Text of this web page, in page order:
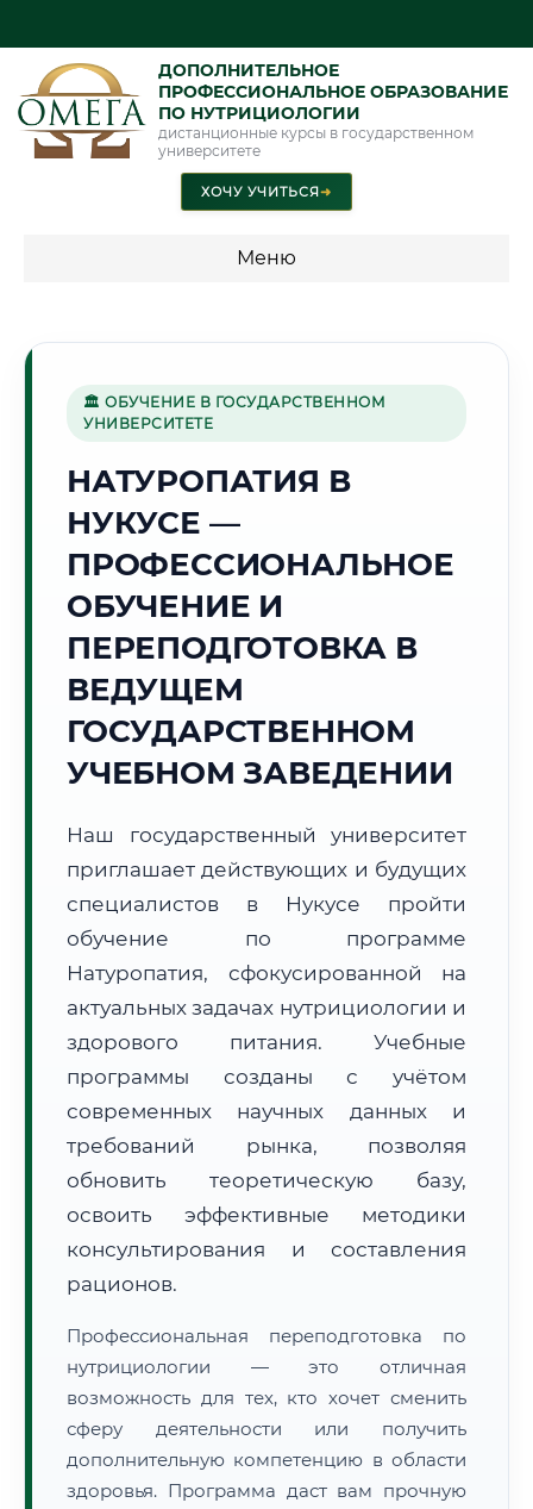
ДОПОЛНИТЕЛЬНОЕ
ПРОФЕССИОНАЛЬНОЕ ОБРАЗОВАНИЕ
ПО НУТРИЦИОЛОГИИ
дистанционные курсы в государственном
университете
ХОЧУ УЧИТЬСЯ➜
Меню
🌵
11:15:45
2026 г.
Погода в г. Нукус:
🌅 Восход: 05:59 🌇 Закат:20:15
Субъект:
Республика Узбекистан
+998 (61)
Часовой пояс:
Формат учебы:
Дистанционно
🗺️ Зона обслуживания: г. Нукус
• Маршрут транзита:~2 191 км
📜 Документы и аккредитация
🔍Нажмите на документ для увеличения и просмотра
🏛 ОБУЧЕНИЕ В ГОСУДАРСТВЕННОМ
УНИВЕРСИТЕТЕ
НАТУРОПАТИЯ В
НУКУСЕ —
ПРОФЕССИОНАЛЬНОЕ
ОБУЧЕНИЕ И
ПЕРЕПОДГОТОВКА В
ВЕДУЩЕМ
ГОСУДАРСТВЕННОМ
УЧЕБНОМ ЗАВЕДЕНИИ
Наш государственный университет
приглашает действующих и будущих
специалистов в Нукусе пройти
обучение по программе
Натуропатия, сфокусированной на
актуальных задачах нутрициологии и
здорового питания. Учебные
программы созданы с учётом
современных научных данных и
требований рынка, позволяя
обновить теоретическую базу,
освоить эффективные методики
консультирования и составления
рационов.
Профессиональная переподготовка по
нутрициологии — это отличная
возможность для тех, кто хочет сменить
сферу деятельности или получить
дополнительную компетенцию в области
здоровья. Программа даст вам прочную